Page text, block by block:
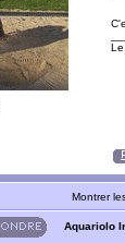
Montrer
Aquariolo